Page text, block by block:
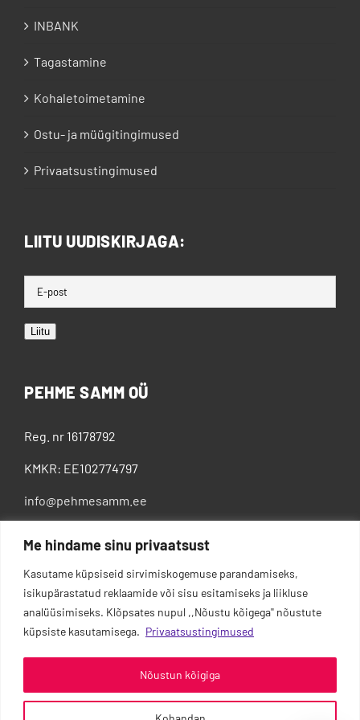
Me hindame sinu privaatsust
Kasutame küpsiseid sirvimiskogemuse parandamiseks,
isikupärastatud reklaamide või sisu esitamiseks ja liikluse
analüüsimiseks. Klõpsates nupul ,,Nõustu kõigega'' nõustute
küpsiste kasutamisega. Privaatsustingimused
Nõustun kõigiga
INBANK
Tagastamine
Kohaletoimetamine
Ostu- ja müügitingimused
Privaatsustingimused
LIITU UUDISKIRJAGA:
Liitu
PEHME SAMM OÜ
Reg. nr 16178792
KMKR: EE102774797
info@pehmesamm.ee